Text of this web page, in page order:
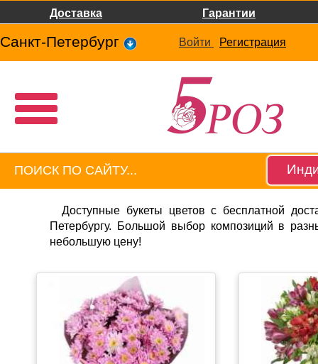
Доставка Гарантии
Санкт-Петербург Войти Регистрация
Доступные букеты цветов с бесплатной
Петербургу. Большой выбор композиций в
небольшую цену!